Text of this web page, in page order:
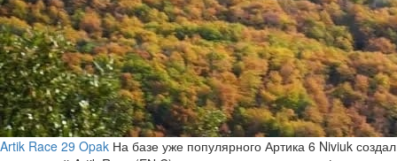
Artik Race 29 Opak На базе уже популярного Артика 6 Niviuk создал